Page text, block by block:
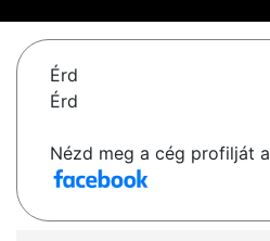
Érd
Érd
Nézd meg a cég profilját a